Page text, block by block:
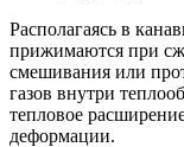
Располагаясь в
прижимаются при
смешивания или
газов внутри
тепловое
деформации.